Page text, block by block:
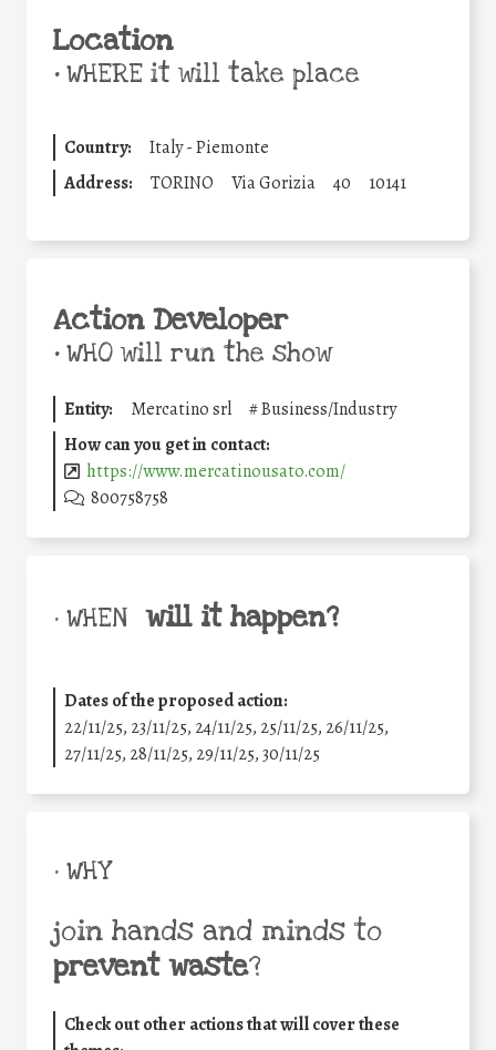
Location
•WHERE it will take place
Country:
Italy - Piemonte
Address:
TORINO Via Gorizia 40 10141
Action Developer
•WHO will run the show
Entity: Mercatino srl #Business/Industry
How can you get in contact:
https://www.mercatinousato.com/
800758758
• WHEN will it happen?
Dates of the proposed action:
22/11/25, 23/11/25, 24/11/25, 25/11/25, 26/11/25,
27/11/25, 28/11/25, 29/11/25,30/11/25
• WHY
join hands and minds to
prevent waste?
Check out other actions that will cover these